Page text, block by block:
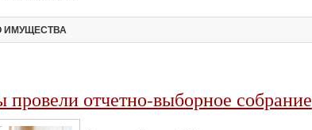
ИМУЩЕСТВА
отчетно-выборное собрание